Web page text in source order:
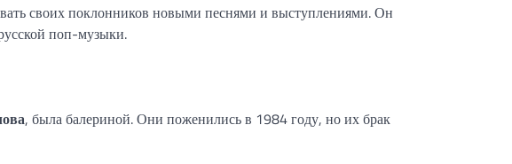
своих поклонников новыми песнями и выступлениями. Он
поп-музыки.
, была балериной. Они поженились в 1984 году, но их брак